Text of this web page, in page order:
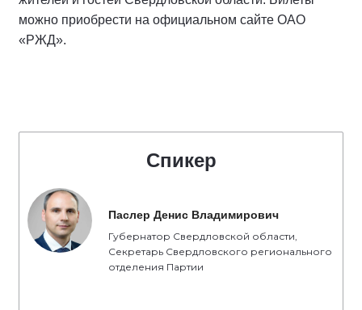
можно приобрести на официальном сайте ОАО
«РЖД».
Спикер
Паслер Денис Владимирович
Губернатор Свердловской области,
Секретарь Свердловского регионального
отделения Партии